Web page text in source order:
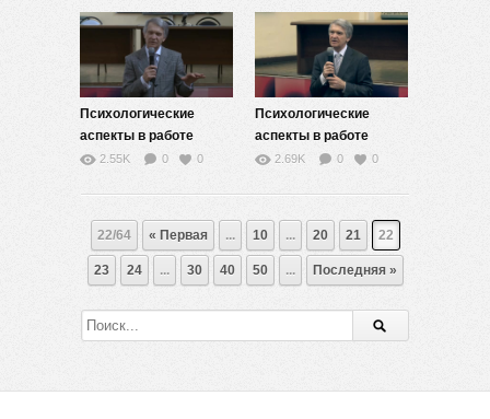
Психологические
аспекты в работе
преподавателя — 8
2.55K 0 0
Психологические
аспекты в работе
преподавателя — 9
2.69K 0 0
22/64 « Первая ... 10 ... 20 21 22
23 24 ... 30 40 50 ... Последняя »